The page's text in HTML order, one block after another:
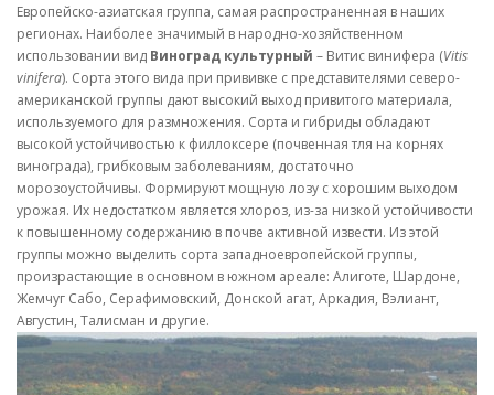
Европейско-азиатская группа, самая распространенная в наших
регионах. Наиболее значимый в народно-хозяйственном
использовании вид Виноград культурный – Витис винифера (Vitis
vinifera). Сорта этого вида при прививке с представителями северо-
американской группы дают высокий выход привитого материала,
используемого для размножения. Сорта и гибриды обладают
высокой устойчивостью к филлоксере (почвенная тля на корнях
винограда), грибковым заболеваниям, достаточно
морозоустойчивы. Формируют мощную лозу с хорошим выходом
урожая. Их недостатком является хлороз, из-за низкой устойчивости
к повышенному содержанию в почве активной извести. Из этой
группы можно выделить сорта западноевропейской группы,
произрастающие в основном в южном ареале: Алиготе, Шардоне,
Жемчуг Сабо, Серафимовский, Донской агат, Аркадия, Вэлиант,
Августин, Талисман и другие.